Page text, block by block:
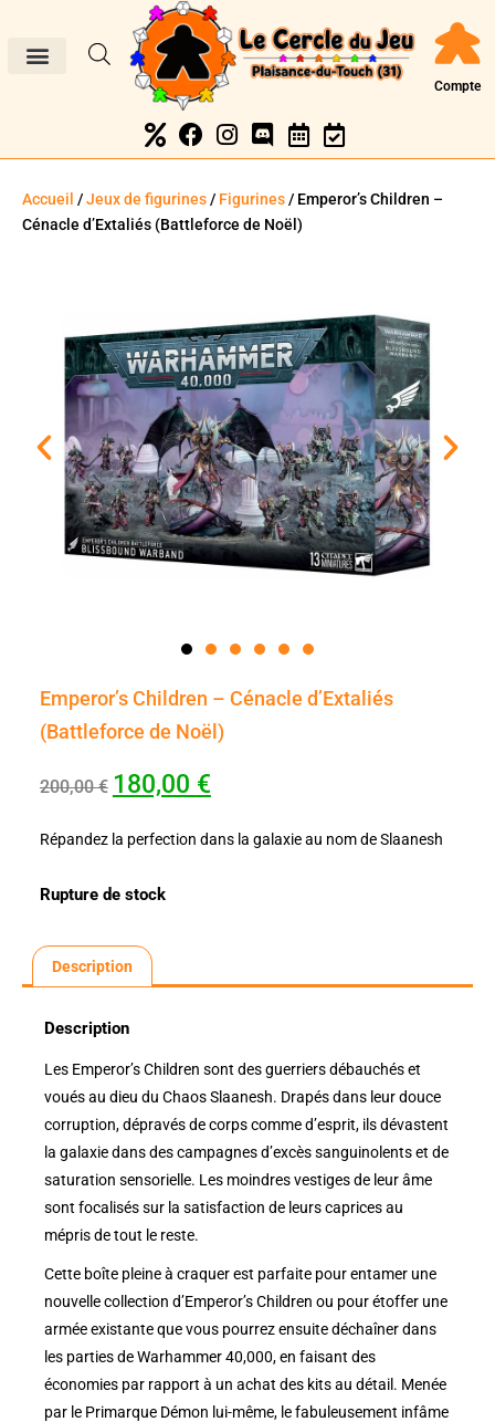
Compte
Accueil /Jeux de figurines/ Figurines/ Emperor’s Children –
Cénacle d’Extaliés (Battleforce de Noël)
Emperor’s Children – Cénacle d’Extaliés
(Battleforce de Noël)
200,00€ 180,00 €
Répandez la perfection dans la galaxie au nom de Slaanesh
Rupture de stock
Description
Description
Les Emperor’s Children sont des guerriers débauchés et
voués au dieu du Chaos Slaanesh. Drapés dans leur douce
corruption, dépravés de corps comme d’esprit, ils dévastent
la galaxie dans des campagnes d’excès sanguinolents et de
saturation sensorielle. Les moindres vestiges de leur âme
sont focalisés sur la satisfaction de leurs caprices au
mépris de tout le reste.
Cette boîte pleine à craquer est parfaite pour entamer une
nouvelle collection d’Emperor’s Children ou pour étoffer une
armée existante que vous pourrez ensuite déchaîner dans
les parties de Warhammer 40,000, en faisant des
économies par rapport à un achat des kits au détail. Menée
par le Primarque Démon lui-même, le fabuleusement infâme